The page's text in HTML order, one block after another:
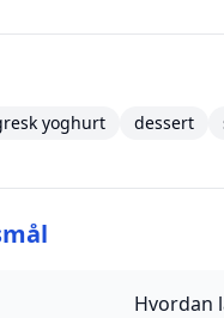
yoghurt dessert
Hvordan